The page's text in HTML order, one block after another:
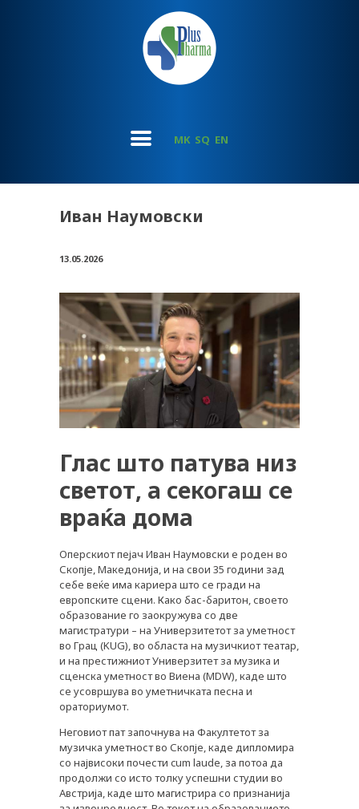
MK SQ EN
Иван Наумовски
13.05.2026
Глас што патува низ
светот, а секогаш се
враќа дома
Оперскиот пејач Иван Наумовски е роден во
Скопје, Македонија, и на свои 35 години зад
себе веќе има кариера што се гради на
европските сцени. Како бас-баритон, своето
образование го заокружува со две
магистратури – на Универзитетот за уметност
во Грац (KUG), во областа на музичкиот театар,
и на престижниот Универзитет за музика и
сценска уметност во Виена (MDW), каде што
се усовршува во уметничката песна и
ораториумот.
Неговиот пат започнува на Факултетот за
музичка уметност во Скопје, каде дипломира
со највисоки почести cum laude, за потоа да
продолжи со исто толку успешни студии во
Австрија, каде што магистрира со признанија